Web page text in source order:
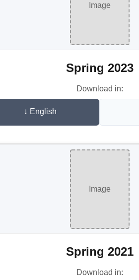
Image
Spring 2023
Download in:
↓ English
Image
Spring 2021
Download in: